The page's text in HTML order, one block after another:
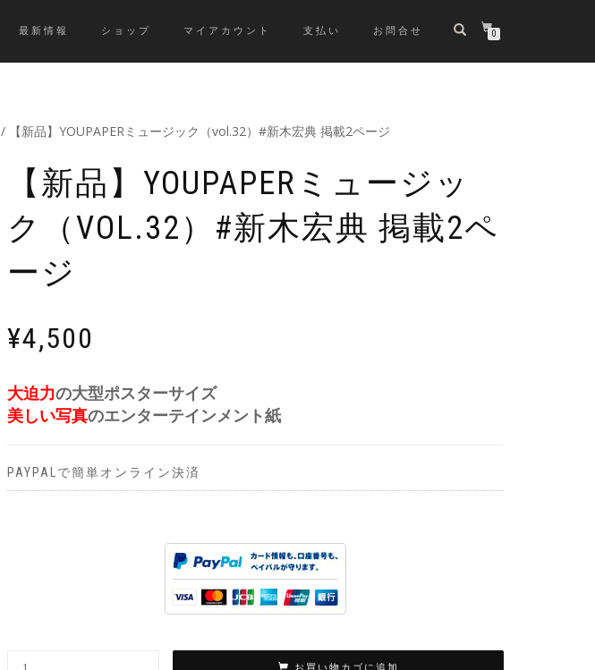
最新情報 ショップ マイアカウント 支払い お問合せ 0
/ 【新品】YOUPAPERミュージック（vol.32）#新木宏典 掲載2ページ
【新品】YOUPAPERミュージッ
ク（VOL.32）#新木宏典 掲載2ペ
ージ
¥4,500
大迫力の大型ポスターサイズ
美しい写真のエンターテインメント紙
PAYPALで簡単オンライン決済